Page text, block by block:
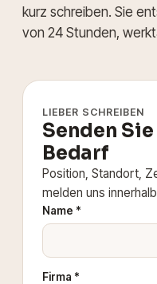
kurz schreiben. Sie
von 24 Stunden,
LIEBER SCHREIBEN
Senden
Bedarf
Position, Standort,
melden uns
Name *
Firma *